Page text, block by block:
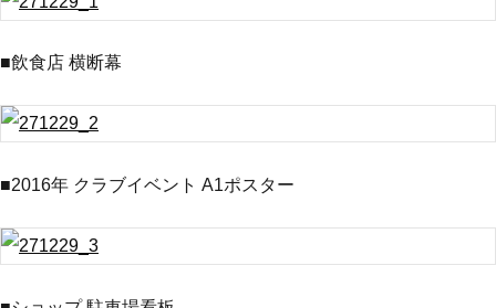
■飲食店 横断幕
■2016年 クラブイベント A1ポスター